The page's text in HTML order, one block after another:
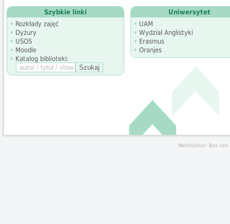
Szybkie linki
Rozkłady zajęć
Dyżury
USOS
Moodle
Katalog biblioteki:
Uniwersytet
UAM
Wydział Anglistyki
Erasmus
Oranjes
Webmaster: Bas van